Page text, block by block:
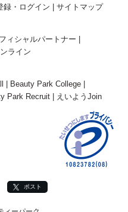
録・ログイン サイトマップ
ィシャルパートナー
ライン
Beauty Park College
Park Recruit えいようJoin
ポスト